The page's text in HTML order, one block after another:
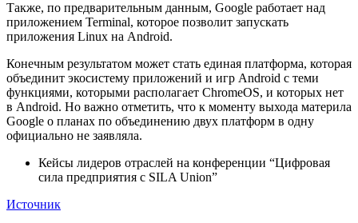
Также, по предварительным данным, Google работает над
приложением Terminal, которое позволит запускать
приложения Linux на Android.
Конечным результатом может стать единая платформа, которая
объединит экосистему приложений и игр Android с теми
функциями, которыми располагает ChromeOS, и которых нет
в Android. Но важно отметить, что к моменту выхода материла
Google о планах по объединению двух платформ в одну
официально не заявляла.
Кейсы лидеров отраслей на конференции “Цифровая
сила предприятия с SILA Union”
Источник